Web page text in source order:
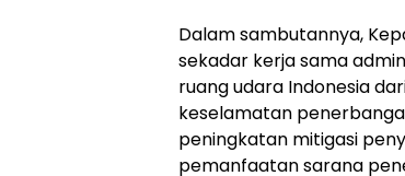
Dalam sambutannya,
sekadar kerja sama
ruang udara Indonesia
keselamatan
peningkatan mitigasi
pemanfaatan sarana